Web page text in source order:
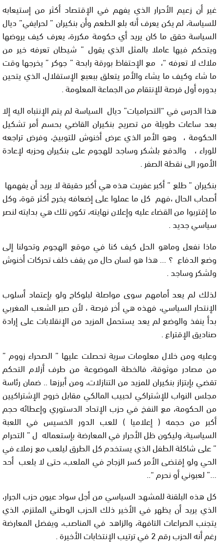
غير أن زعيم الأحرار الذي يفهم في الإقتصاد أكثر من إستيعابه
للسياسة، لم يكن يعرف أنه بلع الطعم وأن بنكيران ” لحرايفي” ديال
السياسة حقق ما كان يريد أي حكومة مكررة، يعرف كيف يروضها
ويتحكم فيها عاملا بالمثل الذي يقول ” شيطان تعرفه خير من
ملاك لا تعرفه “، مع الإحتفاظ بورقة رابحة ” جوكر ” يخرجها وقت
ما شاء وكيف ما يشاء والأمر يتعلق ببعبع الإستقلال، الذي يتحين
بدوره أول فرصة للإنتقام من الجماعة المعلومة .
هذا الدرس في “التحراميات” ديال السياسة لم يتم الإنتباه اليه إلا
بعد ساعات طويلة من تصريح بنكيران القاضي بحسم أمر تشكيل
الحكومة ، وهو الأمر الذي عرض أخنوش للتوبيخ، وفرض تراجعه
للوراء ، والدفع بلشكر وساجد للهجوم على بنكيران وحزبه لإعادة
الأمور الى نقطة الصفر .
بنكيران ” طلع ” أكبر عفريت هذه هي أكبر حقيقة لا يريد أن يفهمها
أصحاب الحال ،فهم كل ما عملوا على إضعافه يخرج أكثر قوة، وكل
ما إقتربوا من القضاء عليه وإعلان نهايته، تكون تلك هي بدايته لنصر
سياسي جديد .
ماذا نفعل وماهو الحل كيف كنا في موقع الهجوم وتحولنا إلى
وضع الدفاع ؟ … هذا هو لسان حال من يقف خلف تحركات أخنوش
ولشكر وساجد .
لذلك لم يعد أمامهم سوى مواصلة لبلوكاج ولو بإعتماد أسلوب
الإنتحار السياسي، فهذه هي أخر فرصة ، لأن صبر الشعب المغربي
بدأ ينفذ والوضع لم يعد يستحمل المزيد من الإنقلابات على إرادة
صناديق الإقتراع .
وعليه ومن خلال معلومات سرية تحصلت عليها ” الصحراء زووم ”
من مصادر موثوقة، فالخطة الموضوعة من طرف أزلام التحكم
تقضي بإبتزاز بنكيران للمزيد من التنازلات، ومن أبرزها .. ضمان رئاسة
مجلس النواب للإشتراكي لحبيب المالكي مقابل خروج الإشتراكيين
من الحكومة، مع النفخ في حزب الإتحاد الدستوري وإعطائه حجم
أكبر من حجمه ( إعلاميا ) للعب الدور الخسيس في اللعبة
السياسية، وليكون ظل الأحرار في المعارضة بإستعماله ل ” التحرام
” على شاكلة الطفل الذي يستخدم كل الطرق ليلعب مع زملاء في
الحي ولو إقتضى الأمر كسر الزجاج في الملعب، حتى لا يلعب أحد
…” لعبوني أو نحرم “..
كل هذه البلقنة للمشهد السياسي من أجل سواد عيون حزب الجرار،
الذي يريد أن يظهر في الأخير ذلك الحزب الوطني الملتزم، الذي
يتجنب الصراعات التافهة، والزاهد في المناصب، ويفضل المعارضة
رغم أنه الحزب رقم 2 في ترتيب الإنتخابات الأخيرة .